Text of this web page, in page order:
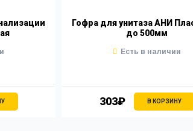
Гофра для унитаза АНИ
до 500мм
303₽ В КОРЗИНУ
Есть в наличии